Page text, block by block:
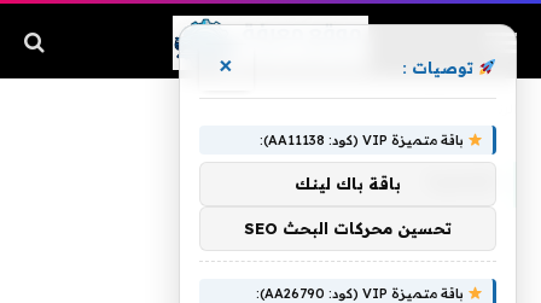
توصيات : ×
باقة متميزة VIP (كود: AA11138):
باقة باك لينك
تحسين محركات البحث SEO
باقة متميزة VIP (كود: AA26790):